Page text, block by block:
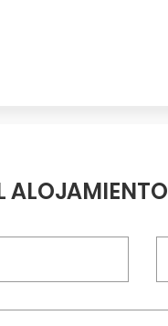
ALOJAMIENTO